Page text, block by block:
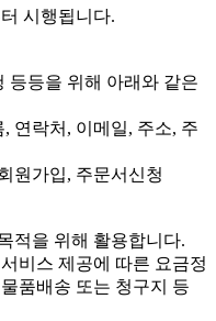
시행됩니다.
등등을 위해 아래와 같은
연락처, 이메일, 주소, 주
원가입, 주문서신청
적을 위해 활용합니다.
비스 제공에 따른 요금정
품배송 또는 청구지 등